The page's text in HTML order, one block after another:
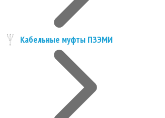
Кабельные муфты ПЗЭМИ